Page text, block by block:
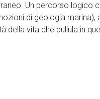
Un percorso logico
di geologia
della vita che pullula in